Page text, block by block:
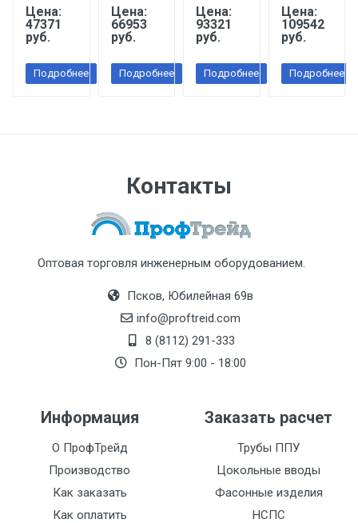
Цена:
47371
руб.
Подробнее
Цена:
66953
руб.
Подробнее
Цена:
93321
руб.
Подробнее
Цена:
109542
руб.
Подробнее
Контакты
Оптовая торговля инженерным оборудованием.
Псков, Юбилейная 69в
info@proftreid.com
8 (8112) 291-333
Пон-Пят 9:00 - 18:00
Информация
О ПрофТрейд
Производство
Как заказать
Как оплатить
Заказать расчет
Трубы ППУ
Цокольные вводы
Фасонные изделия
НСПС